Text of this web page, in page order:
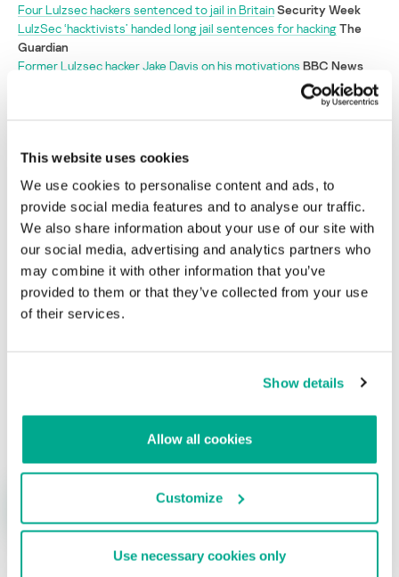
This website uses cookies
We use cookies to personalise content and ads, to
provide social media features and to analyse our traffic.
We also share information about your use of our site with
our social media, advertising and analytics partners who
may combine it with other information that you’ve
provided to them or that they’ve collected from your use
of their services.
Show details
Allow all cookies
Customize
Use necessary cookies only
Four Lulzsec hackers sentenced to jail in BritainSecurity Week
LulzSec ‘hacktivists’ handed long jail sentences for hackingThe
Guardian
Former Lulzsec hacker Jake Davis on his motivations BBC News
Gran Bretaña envía a prisión a cuatro
hackers de LulzSec
Su dirección de correo electrónico no será publicada. Los
campos obligatorios están marcados con*